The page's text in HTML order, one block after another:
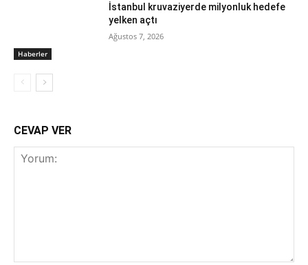
Haberler
İstanbul kruvaziyerde milyonluk hedefe
yelken açtı
Ağustos 7, 2026
CEVAP VER